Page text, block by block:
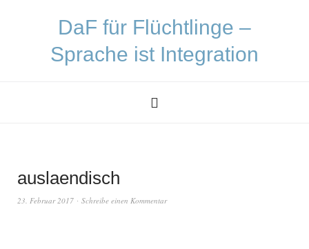
DaF für Flüchtlinge –
Sprache ist Integration
auslaendisch
23. Februar 2017 Schreibe einen Kommentar